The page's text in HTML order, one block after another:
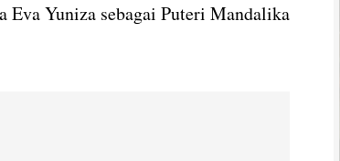
Yuniza sebagai Puteri Mandalika